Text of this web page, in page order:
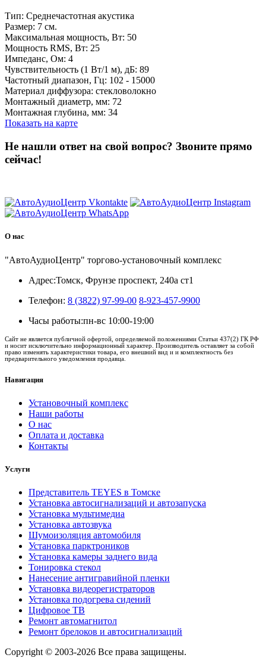
Тип: Среднечастотная акустика
Размер: 7 см.
Максимальная мощность, Вт: 50
Мощность RMS, Вт: 25
Импеданс, Ом: 4
Чувствительность (1 Вт/1 м), дБ: 89
Частотный диапазон, Гц: 102 - 15000
Материал диффузора: стекловолокно
Монтажный диаметр, мм: 72
Монтажная глубина, мм: 34
Показать на карте
Не нашли ответ на свой вопрос? Звоните прямо
сейчас!
О нас
"АвтоАудиоЦентр" торгово-установочный комплекс
Адрес:Томск, Фрунзе проспект, 240а ст1
Телефон: 8 (3822) 97-99-00 8-923-457-9900
Часы работы:пн-вс 10:00-19:00
Сайт не является публичной офертой, определяемой положениями Статьи 437(2) ГК РФ
и носит исключительно информационный характер. Производитель оставляет за собой
право изменять характеристики товара, его внешний вид и и комплектность без
предварительного уведомления продавца.
Навигация
Установочный комплекс
Наши работы
О нас
Оплата и доставка
Контакты
Услуги
Представитель TEYES в Томске
Установка автосигнализаций и автозапуска
Установка мультимедиа
Установка автозвука
Шумоизоляция автомобиля
Установка парктроников
Установка камеры заднего вида
Тонировка стекол
Нанесение антигравийной пленки
Установка видеорегистраторов
Установка подогрева сидений
Цифровое ТВ
Ремонт автомагнитол
Ремонт брелоков и автосигнализаций
Copyright © 2003-2026 Все права защищены.